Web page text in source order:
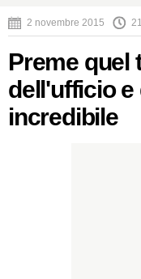
2 novembre 2015
Preme quel
dell'ufficio e
incredibile